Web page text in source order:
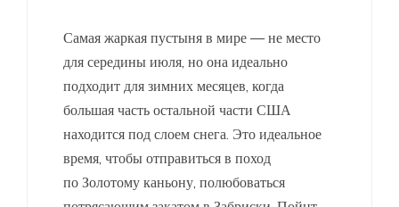
Самая жаркая пустыня в мире — не место
для середины июля, но она идеально
подходит для зимних месяцев, когда
большая часть остальной части США
находится под слоем снега. Это идеальное
время, чтобы отправиться в поход
по Золотому каньону, полюбоваться